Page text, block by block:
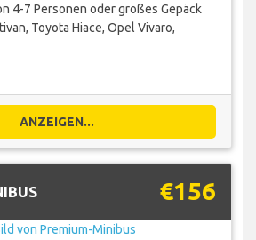
4-7 Personen oder großes Gepäck
Toyota Hiace, Opel Vivaro,
ANZEIGEN...
€156